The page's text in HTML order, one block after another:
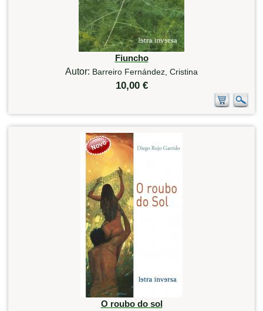
Fiuncho
Autor: Barreiro Fernández, Cristina
10,00 €
O roubo do sol